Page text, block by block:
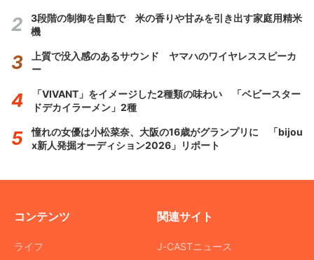
3段階の制御を自動で 米の香りや甘みを引き出す家庭用精米
機
上質で没入感のあるサウンド ヤマハのワイヤレススピーカ
ー
「VIVANT」をイメージした2種類の味わい 「ベビースター
ドデカイラーメン」2種
憧れの女優は小松菜奈、大阪の16歳がグランプリに 「bijou
x新人発掘オーディション2026」リポート
コンテンツ
ライフ
関連サイト
J-CASTニュース